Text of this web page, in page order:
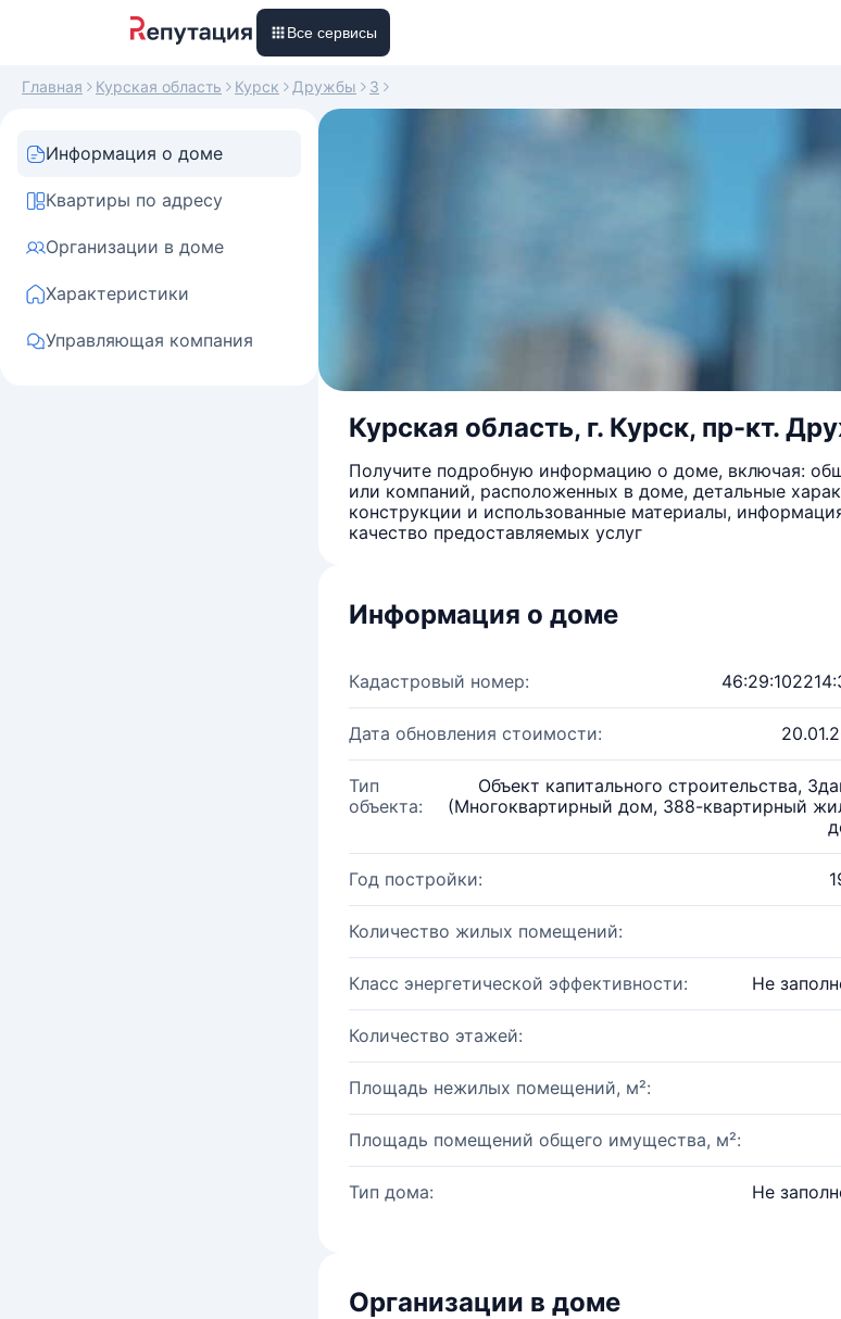
Все сервисы
Главная Курская область Курск Дружбы 3
Информация о доме
Квартиры по адресу
Организации в доме
Характеристики
Управляющая компания
Курская область, г. Курск, пр-кт.
Получите подробную информацию о доме, включая:
или компаний, расположенных в доме, детальные
конструкции и использованные материалы,
качество предоставляемых услуг
Информация о доме
Кадастровый номер:
Дата обновления стоимости:
Тип
объекта:
Объект капитального строительства,
(Многоквартирный дом, 388-квартирный
Год постройки:
Количество жилых помещений:
Класс энергетической эффективности: Не
Количество этажей:
Площадь нежилых помещений, м²:
Площадь помещений общего имущества, м²:
Тип дома: Не
Организации в доме